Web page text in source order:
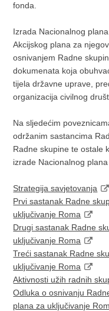
fonda.
Izrada Nacionalnog
Akcijskog plana za
osnivanjem Radne
dokumenata koja
tijela državne uprave,
organizacija civilnog
Na sljedećim
održanim sastancima
Radne skupine te ostale
izrade Nacionalnog
Strategija savjetovanja
Prvi sastanak Radne
uključivanje Roma
Drugi sastanak Radne
uključivanje Roma
Treći sastanak Radne
uključivanje Roma
Aktivnosti užih radnih
Odluka o osnivanju
plana za uključivanje